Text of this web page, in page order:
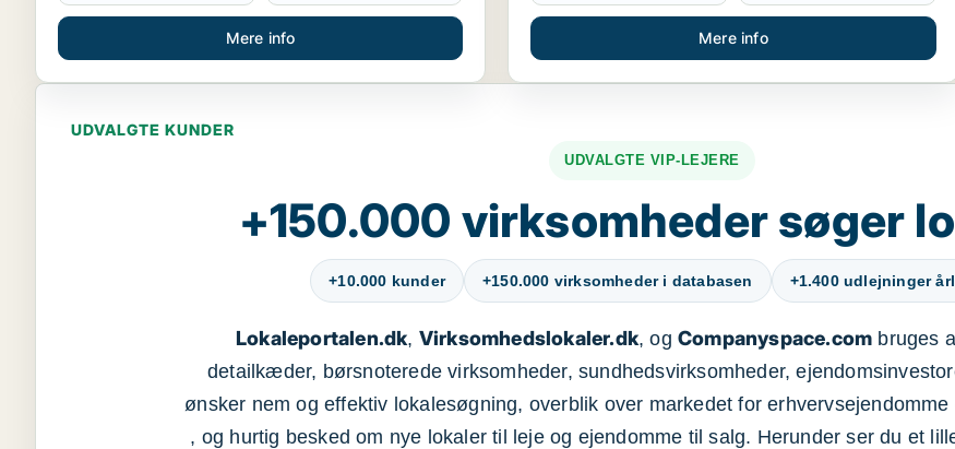
Mere info Mere info
UDVALGTE KUNDER
UDVALGTE VIP-LEJERE
+150.000 virksomheder søger
+10.000 kunder +150.000 virksomheder i databasen +1.400 udlejninger
Lokaleportalen.dk, Virksomhedslokaler.dk, og Companyspace.com bruges
detailkæder, børsnoterede virksomheder, sundhedsvirksomheder,
ønsker nem og effektiv lokalesøgning, overblik over markedet for
, og hurtig besked om nye lokaler til leje og ejendomme til salg. Herunder ser du et